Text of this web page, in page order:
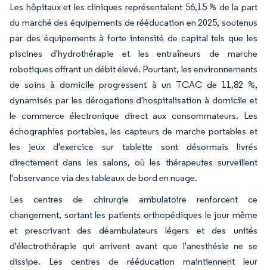
Les hôpitaux et les cliniques représentaient 56,15 % de la part
du marché des équipements de rééducation en 2025, soutenus
par des équipements à forte intensité de capital tels que les
piscines d'hydrothérapie et les entraîneurs de marche
robotiques offrant un débit élevé. Pourtant, les environnements
de soins à domicile progressent à un TCAC de 11,82 %,
dynamisés par les dérogations d'hospitalisation à domicile et
le commerce électronique direct aux consommateurs. Les
échographies portables, les capteurs de marche portables et
les jeux d'exercice sur tablette sont désormais livrés
directement dans les salons, où les thérapeutes surveillent
l'observance via des tableaux de bord en nuage.
Les centres de chirurgie ambulatoire renforcent ce
changement, sortant les patients orthopédiques le jour même
et prescrivant des déambulateurs légers et des unités
d'électrothérapie qui arrivent avant que l'anesthésie ne se
dissipe. Les centres de rééducation maintiennent leur